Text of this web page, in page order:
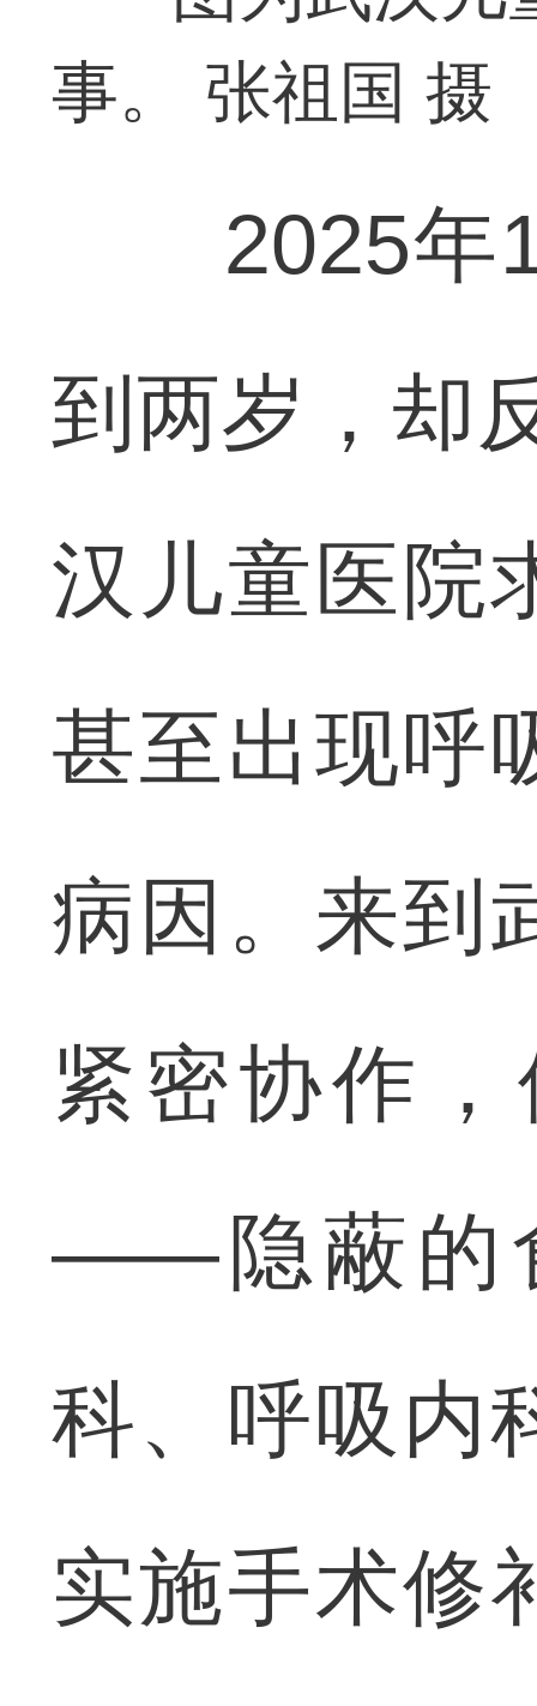
事。 张祖国 摄
2025年10
到两岁，却
汉儿童医院
甚至出现呼
病因。来到
紧密协作
——隐蔽的
科、呼吸内
实施手术修